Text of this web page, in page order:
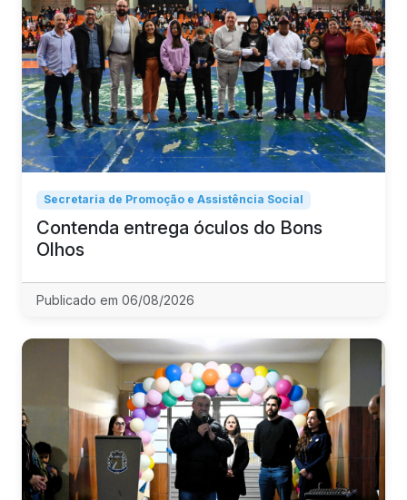
Secretaria de Promoção e Assistência Social
Contenda entrega óculos do Bons
Olhos
Publicado em 06/08/2026